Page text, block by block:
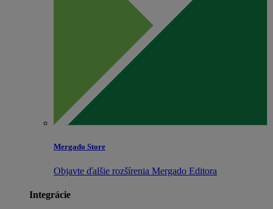
Mergado Store
Objavte ďalšie rozšírenia Mergado Editora
Integrácie